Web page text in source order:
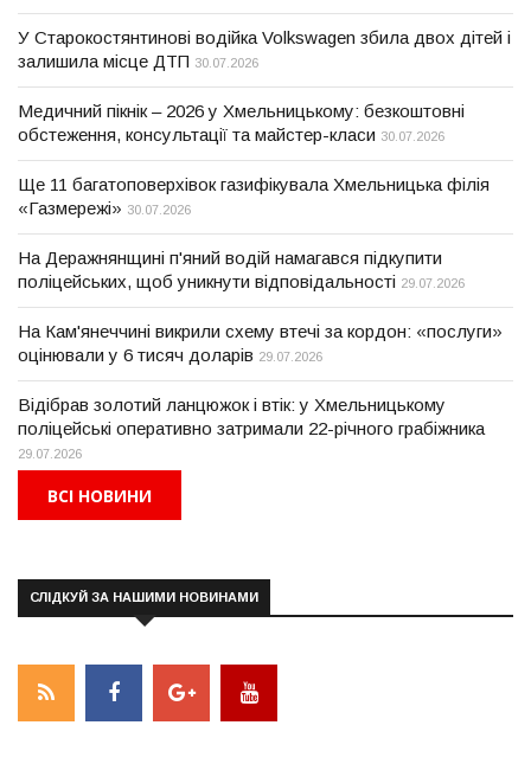
У Старокостянтинові водійка Volkswagen збила двох дітей і
залишила місце ДТП 30.07.2026
Медичний пікнік – 2026 у Хмельницькому: безкоштовні
обстеження, консультації та майстер-класи 30.07.2026
Ще 11 багатоповерхівок газифікувала Хмельницька філія
«Газмережі» 30.07.2026
На Деражнянщині п'яний водій намагався підкупити
поліцейських, щоб уникнути відповідальності 29.07.2026
На Кам'янеччині викрили схему втечі за кордон: «послуги»
оцінювали у 6 тисяч доларів 29.07.2026
Відібрав золотий ланцюжок і втік: у Хмельницькому
поліцейські оперативно затримали 22-річного грабіжника
29.07.2026
ВСІ НОВИНИ
СЛІДКУЙ ЗА НАШИМИ НОВИНАМИ